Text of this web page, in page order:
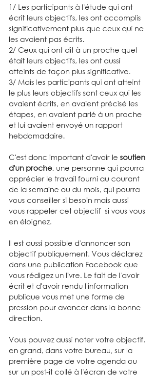
1/ Les participants à l'étude qui ont
écrit leurs objectifs, les ont accomplis
significativement plus que ceux qui ne
les avaient pas écrits.
2/ Ceux qui ont dit à un proche quel
était leurs objectifs, les ont aussi
atteints de façon plus significative.
3/ Mais les participants qui ont atteint
le plus leurs objectifs sont ceux qui les
avaient écrits, en avaient précisé les
étapes, en avaient parlé à un proche
et lui avaient envoyé un rapport
hebdomadaire.
C'est donc important d'avoir le soutien
d'un proche, une personne qui pourra
apprécier le travail fourni au courant
de la semaine ou du mois, qui pourra
vous conseiller si besoin mais aussi
vous rappeler cet objectif  si vous vous
en éloignez.
Il est aussi possible d'annoncer son
objectif publiquement. Vous déclarez
dans une publication Facebook que
vous rédigez un livre. Le fait de l'avoir
écrit et d'avoir rendu l'information
publique vous met une forme de
pression pour avancer dans la bonne
direction.
Vous pouvez aussi noter votre objectif,
en grand, dans votre bureau, sur la
première page de votre agenda ou
sur un post-it collé à l'écran de votre